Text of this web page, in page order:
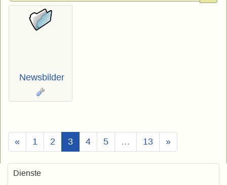
Newsbilder
« 1 2 3(Aktuell)
4 5 … 13 »
Dienste